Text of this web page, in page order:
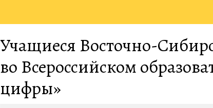
Учащиеся Восточно-
во Всероссийском
цифры»